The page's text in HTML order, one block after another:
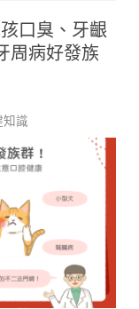
口臭、牙齦
周病好發族
知識